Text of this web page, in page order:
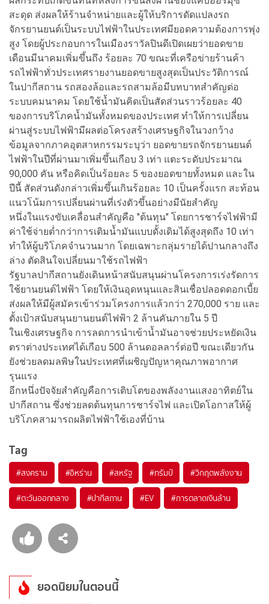
สะดุด ส่งผลให้ร้านจำหน่ายและผู้ให้บริการดัดแปลงรถ
จักรยานยนต์เป็นระบบไฟฟ้าในประเทศมียอดความต้องการพุ่ง
สูง โดยผู้ประกอบการในเมืองราวัลปินดีเปิดเผยว่ายอดขาย
เดือนมีนาคมเพิ่มขึ้นถึง ร้อยละ 70 ขณะที่เครือข่ายร้านค้า
รถไฟฟ้าทั่วประเทศรายงานยอดขายสูงสุดเป็นประวัติการณ์
ในปากีสถาน รถสองล้อและรถสามล้อมีบทบาทสำคัญต่อ
ระบบคมนาคม โดยใช้น้ำมันคิดเป็นสัดส่วนราวร้อยละ 40
ของการบริโภคน้ำมันทั้งหมดของประเทศ ทำให้การเปลี่ยน
ผ่านสู่ระบบไฟฟ้ามีผลต่อโครงสร้างเศรษฐกิจในวงกว้าง
ข้อมูลจากภาคอุตสาหกรรมระบุว่า ยอดขายรถจักรยานยนต์
ไฟฟ้าในปีที่ผ่านมาเพิ่มขึ้นเกือบ 3 เท่า แตะระดับประมาณ
90,000 คัน หรือคิดเป็นร้อยละ 5 ของยอดขายทั้งหมด และใน
ปีนี้ สัดส่วนดังกล่าวเพิ่มขึ้นเกินร้อยละ 10 เป็นครั้งแรก สะท้อน
แนวโน้มการเปลี่ยนผ่านที่เร่งตัวขึ้นอย่างมีนัยสำคัญ
หนึ่งในแรงขับเคลื่อนสำคัญคือ "ต้นทุน" โดยการชาร์จไฟฟ้ามี
ค่าใช้จ่ายต่ำกว่าการเติมน้ำมันแบบดั้งเดิมได้สูงสุดถึง 10 เท่า
ทำให้ผู้บริโภคจำนวนมาก โดยเฉพาะกลุ่มรายได้ปานกลางถึง
ล่าง ตัดสินใจเปลี่ยนมาใช้รถไฟฟ้า
รัฐบาลปากีสถานยังเดินหน้าสนับสนุนผ่านโครงการเร่งรัดการ
ใช้ยานยนต์ไฟฟ้า โดยให้เงินอุดหนุนและสินเชื่อปลอดดอกเบี้ย
ส่งผลให้มีผู้สมัครเข้าร่วมโครงการแล้วกว่า 270,000 ราย และ
ตั้งเป้าสนับสนุนยานยนต์ไฟฟ้า 2 ล้านคันภายใน 5 ปี
ในเชิงเศรษฐกิจ การลดการนำเข้าน้ำมันอาจช่วยประหยัดเงิน
ตราต่างประเทศได้เกือบ 500 ล้านดอลลาร์ต่อปี ขณะเดียวกัน
ยังช่วยลดมลพิษในประเทศที่เผชิญปัญหาคุณภาพอากาศ
รุนแรง
อีกหนึ่งปัจจัยสำคัญคือการเติบโตของพลังงานแสงอาทิตย์ใน
ปากีสถาน ซึ่งช่วยลดต้นทุนการชาร์จไฟ และเปิดโอกาสให้ผู้
บริโภคสามารถผลิตไฟฟ้าใช้เองที่บ้าน
Tag
#สงคราม #อิหร่าน #สหรัฐ #ทรัมป์ #วิกฤตพลังงาน
#ตะวันออกกลาง #ปากีสถาน #EV #การตลาดเงินล้าน
ยอดนิยมในตอนนี้